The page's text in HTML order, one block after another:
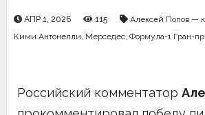
АПР 1, 2026 115 Алексей Попов —
Кими Антонелли, Мерседес, Формула-1 Гран-
Российский комментатор